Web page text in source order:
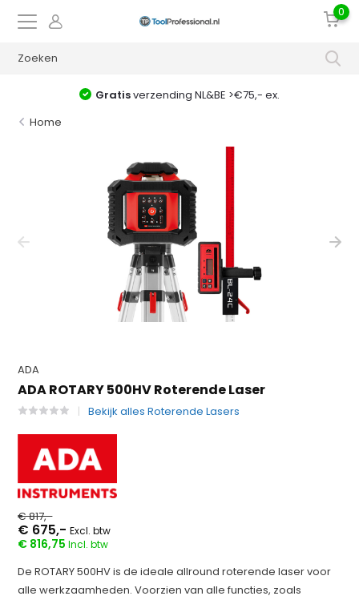
0
Gratisverzending NL&BE >€75,- ex.
Home
ADA
ADA ROTARY 500HV Roterende Laser
Bekijk alles Roterende Lasers
€ 817,-
€ 675,-Excl. btw
€ 816,75Incl. btw
De ROTARY 500HV is de ideale allround roterende laser voor
alle werkzaamheden. Voorzien van alle functies, zoals